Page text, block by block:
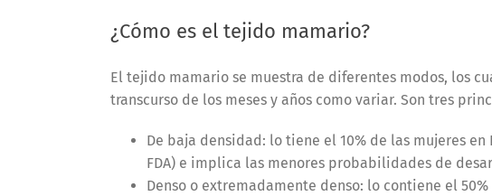
¿Cómo es el tejido mamario?
El tejido mamario se muestra de diferentes modos, los
transcurso de los meses y años como variar. Son tres
De baja densidad: lo tiene el 10% de las mujeres
FDA) e implica las menores probabilidades de
Denso o extremadamente denso: lo contiene el